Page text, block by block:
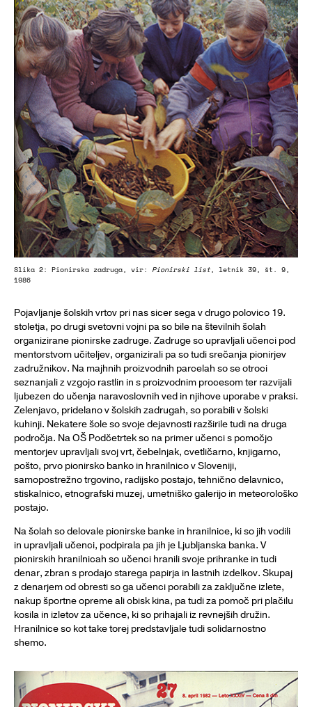
Slika 2: Pionirska zadruga, vir: Pionirski list, letnik 39, št. 9,
1986
Pojavljanje šolskih vrtov pri nas sicer sega v drugo polovico 19.
stoletja, po drugi svetovni vojni pa so bile na številnih šolah
organizirane pionirske zadruge. Zadruge so upravljali učenci pod
mentorstvom učiteljev, organizirali pa so tudi srečanja pionirjev
zadružnikov. Na majhnih proizvodnih parcelah so se otroci
seznanjali z vzgojo rastlin in s proizvodnim procesom ter razvijali
ljubezen do učenja naravoslovnih ved in njihove uporabe v praksi.
Zelenjavo, pridelano v šolskih zadrugah, so porabili v šolski
kuhinji. Nekatere šole so svoje dejavnosti razširile tudi na druga
področja. Na OŠ Podčetrtek so na primer učenci s pomočjo
mentorjev upravljali svoj vrt, čebelnjak, cvetličarno, knjigarno,
pošto, prvo pionirsko banko in hranilnico v Sloveniji,
samopostrežno trgovino, radijsko postajo, tehnično delavnico,
stiskalnico, etnografski muzej, umetniško galerijo in meteorološko
postajo.
Na šolah so delovale pionirske banke in hranilnice, ki so jih vodili
in upravljali učenci, podpirala pa jih je Ljubljanska banka. V
pionirskih hranilnicah so učenci hranili svoje prihranke in tudi
denar, zbran s prodajo starega papirja in lastnih izdelkov. Skupaj
z denarjem od obresti so ga učenci porabili za zaključne izlete,
nakup športne opreme ali obisk kina, pa tudi za pomoč pri plačilu
kosila in izletov za učence, ki so prihajali iz revnejših družin.
Hranilnice so kot take torej predstavljale tudi solidarnostno
shemo.